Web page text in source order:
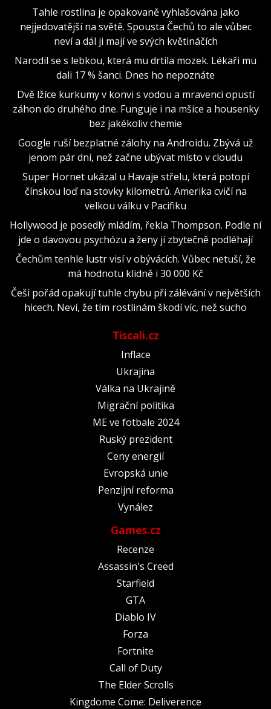
Tahle rostlina je opakovaně vyhlašována jako
nejjedovatější na světě. Spousta Čechů to ale vůbec
neví a dál ji mají ve svých květináčích
Narodil se s lebkou, která mu drtila mozek. Lékaři mu
dali 17 % šanci. Dnes ho nepoznáte
Dvě lžíce kurkumy v konvi s vodou a mravenci opustí
záhon do druhého dne. Funguje i na mšice a housenky
bez jakékoliv chemie
Google ruší bezplatné zálohy na Androidu. Zbývá už
jenom pár dní, než začne ubývat místo v cloudu
Super Hornet ukázal u Havaje střelu, která potopí
čínskou loď na stovky kilometrů. Amerika cvičí na
velkou válku v Pacifiku
Hollywood je posedlý mládím, řekla Thompson. Podle ní
jde o davovou psychózu a ženy jí zbytečně podléhají
Čechům tenhle lustr visí v obývácích. Vůbec netuší, že
má hodnotu klidně i 30 000 Kč
Češi pořád opakují tuhle chybu při zálévání v největších
hicech. Neví, že tím rostlinám škodí víc, než sucho
Tiscali.cz
Inflace
Ukrajina
Válka na Ukrajině
Migrační politika
ME ve fotbale 2024
Ruský prezident
Ceny energií
Evropská unie
Penzijní reforma
Vynález
Games.cz
Recenze
Assassin's Creed
Starfield
GTA
Diablo IV
Forza
Fortnite
Call of Duty
The Elder Scrolls
Kingdome Come: Deliverence